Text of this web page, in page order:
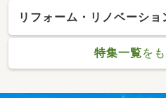
リフォーム・リノベーシ
特集一覧を